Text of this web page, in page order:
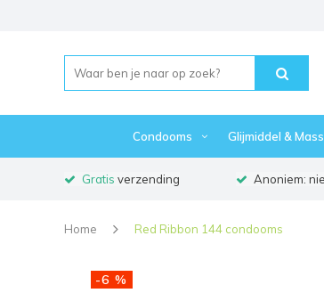
Condooms Glijmiddel &
Gratis verzending Anoniem:
Home Red Ribbon 144 condooms
-6 %